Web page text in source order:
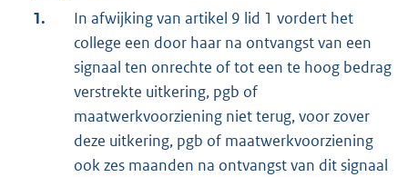
1.
In afwijking van artikel 9 lid 1 vordert het
college een door haar na ontvangst van een
signaal ten onrechte of tot een te hoog bedrag
verstrekte uitkering, pgb of
maatwerkvoorziening niet terug, voor zover
deze uitkering, pgb of maatwerkvoorziening
ook zes maanden na ontvangst van dit signaal